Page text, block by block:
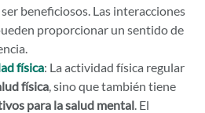
beneficiosos. Las interacciones
proporcionar un sentido de
física: La actividad física regular
física, sino que también tiene
para la salud mental. El